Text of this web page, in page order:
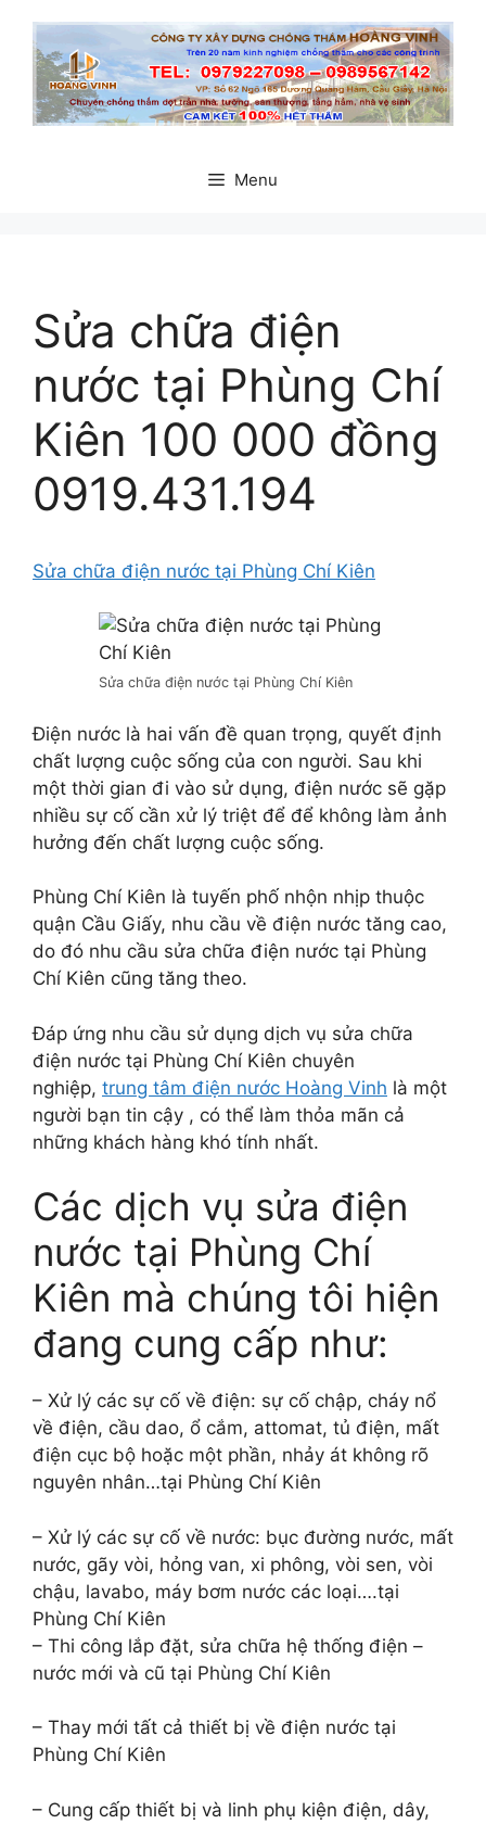
dung
Menu
Sửa chữa điện
nước tại Phùng Chí
Kiên 100 000 đồng
0919.431.194
Sửa chữa điện nước tại Phùng Chí Kiên
Sửa chữa điện nước tại Phùng Chí Kiên
Điện nước là hai vấn đề quan trọng, quyết định
chất lượng cuộc sống của con người. Sau khi
một thời gian đi vào sử dụng, điện nước sẽ gặp
nhiều sự cố cần xử lý triệt để để không làm ảnh
hưởng đến chất lượng cuộc sống.
Phùng Chí Kiên là tuyến phố nhộn nhịp thuộc
quận Cầu Giấy, nhu cầu về điện nước tăng cao,
do đó nhu cầu sửa chữa điện nước tại Phùng
Chí Kiên cũng tăng theo.
Đáp ứng nhu cầu sử dụng dịch vụ sửa chữa
điện nước tại Phùng Chí Kiên chuyên
nghiệp, trung tâm điện nước Hoàng Vinh là một
người bạn tin cậy , có thể làm thỏa mãn cả
những khách hàng khó tính nhất.
Các dịch vụ sửa điện
nước tại Phùng Chí
Kiên mà chúng tôi hiện
đang cung cấp như:
– Xử lý các sự cố về điện: sự cố chập, cháy nổ
về điện, cầu dao, ổ cắm, attomat, tủ điện, mất
điện cục bộ hoặc một phần, nhảy át không rõ
nguyên nhân…tại Phùng Chí Kiên
– Xử lý các sự cố về nước: bục đường nước, mất
nước, gãy vòi, hỏng van, xi phông, vòi sen, vòi
chậu, lavabo, máy bơm nước các loại….tại
Phùng Chí Kiên
– Thi công lắp đặt, sửa chữa hệ thống điện –
nước mới và cũ tại Phùng Chí Kiên
– Thay mới tất cả thiết bị về điện nước tại
Phùng Chí Kiên
– Cung cấp thiết bị và linh phụ kiện điện, dây,